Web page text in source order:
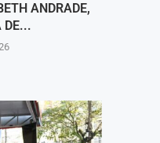
ANDRADE,
DE...